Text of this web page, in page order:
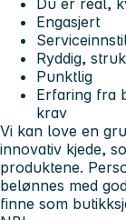
Du er real,
Engasjert
Ryddig,
Punktlig
Erfaring fra
krav
Vi kan love en
innovativ kjede,
produktene.
belønnes med
finne som